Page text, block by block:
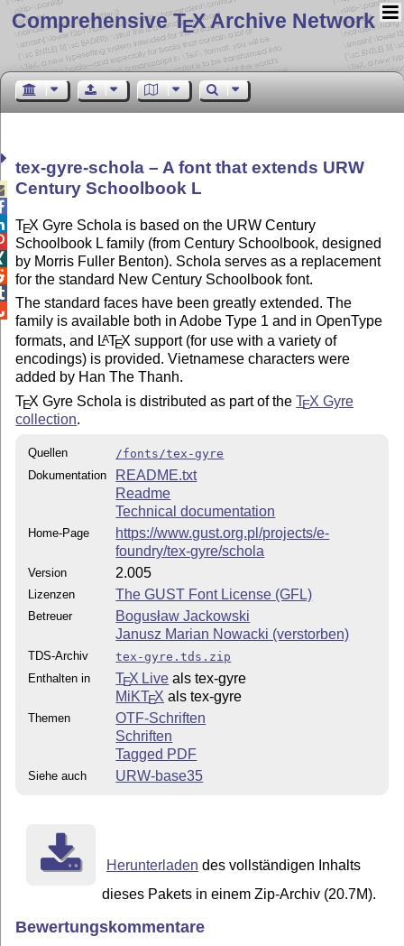
Comprehensive TEX Archive Network
tex-gyre-schola – A font that extends URW
Century Schoolbook L
TEX Gyre Schola is based on the URW Century
Schoolbook L family (from Century Schoolbook, designed
by Morris Fuller Benton). Schola serves as a replacement
for the standard New Century Schoolbook font.
The standard faces have been greatly extended. The
family is available both in Adobe Type 1 and in OpenType
formats, and LATEX support (for use with a variety of
encodings) is provided. Vietnamese characters were
added by Han The Thanh.
TEX Gyre Schola is distributed as part of theTEX Gyre
collection.
Quellen
/fonts/tex-gyre
Dokumentation
README.txt
Readme
Technical documentation
Home-Page
https://www.gust.org.pl/projects/e-
foundry/tex-gyre/schola
Version 2.005
Lizenzen The GUST Font License (GFL)
Betreuer
Bogusław Jackowski
Janusz Marian Nowacki (verstorben)
TDS-Archiv
tex-gyre.tds.zip
Enthalten in
TEX Live als tex-gyre
MiKTEX als tex-gyre
Themen
OTF-Schriften
Schriften
Tagged PDF
Siehe auch URW-base35
Herunterladen des vollständigen Inhalts
dieses Pakets in einem Zip-Archiv (20.7M).
Bewertungskommentare